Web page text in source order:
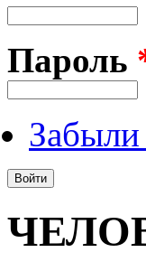
Пароль
Забыли